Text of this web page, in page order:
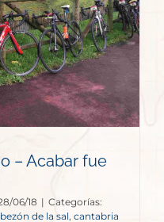
– Acabar fue
06/18 | Categorías:
de la sal, cantabria